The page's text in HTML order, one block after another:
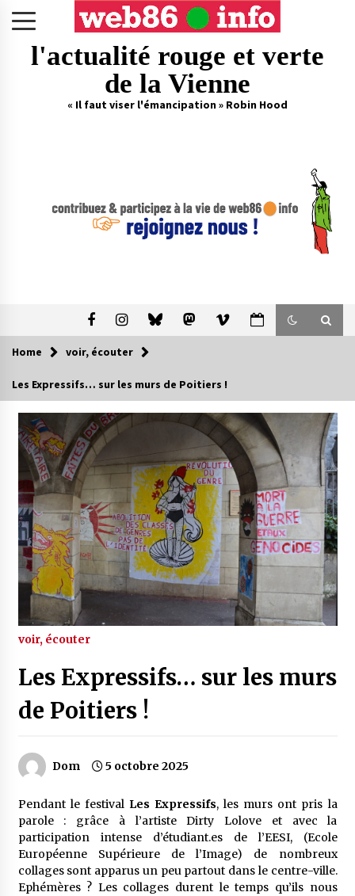
l'actualité rouge et verte
de la Vienne
« Il faut viser l'émancipation » Robin Hood
Home voir, écouter
Les Expressifs… sur les murs de Poitiers !
voir, écouter
Les Expressifs… sur les murs
de Poitiers !
Dom 5 octobre 2025
Pendant le festival Les Expressifs, les murs ont pris la
parole : grâce à l’artiste Dirty Lolove et avec la
participation intense d’étudiant.es de l’EESI, (Ecole
Européenne Supérieure de l’Image) de nombreux
collages sont apparus un peu partout dans le centre-ville.
Ephémères ? Les collages durent le temps qu’ils nous